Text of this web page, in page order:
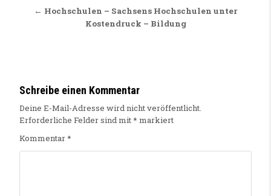
← Hochschulen – Sachsens Hochschulen unter
Kostendruck – Bildung
Schreibe einen Kommentar
Deine E-Mail-Adresse wird nicht veröffentlicht.
Erforderliche Felder sind mit* markiert
Kommentar*